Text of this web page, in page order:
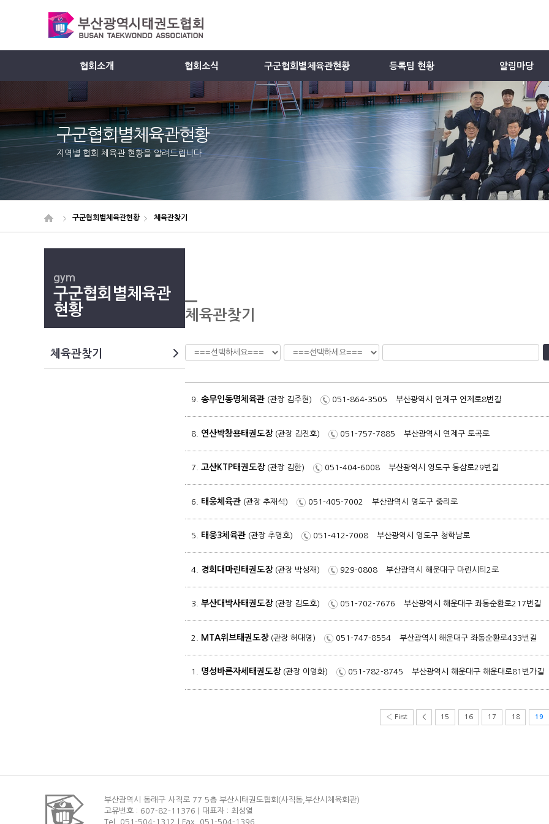
협회소개 협회소식 구군협회별체육관현황 등록팀 현황 알림마당
Member
구군협회별체육관현황
지역별 협회 체육관 현황을 알려드립니다
구군협회별체육관현황 체육관찾기
gym
구군협회별체육관
현황
체육관찾기
체육관찾기
9. 송무인동명체육관 (관장 김주현) 051-864-3505 부산광역시 연제구 연제로8번길
8. 연산박창용태권도장(관장 김진호) 051-757-7885 부산광역시 연제구 토곡로
7. 고산KTP태권도장(관장 김한) 051-404-6008 부산광역시 영도구 동삼로29번길
6. 태웅체육관 (관장 추재석) 051-405-7002 부산광역시 영도구 중리로
5. 태웅3체육관 (관장 추명호) 051-412-7008 부산광역시 영도구 청학남로
4. 경희대마린태권도장(관장 박성재) 929-0808 부산광역시 해운대구 마린시티2로
3. 부산대박사태권도장(관장 김도호) 051-702-7676 부산광역시 해운대구 좌동순환로217번길
2. MTA위브태권도장(관장 허대영) 051-747-8554 부산광역시 해운대구 좌동순환로433번길
1. 명성바른자세태권도장(관장 이영화) 051-782-8745 부산광역시 해운대구 해운대로81번가길
‹ First < 15 16 17 18 19
부산광역시 동래구 사직로 77 5층 부산시태권도협회(사직동,부산시체육회관)
고유번호 : 607-82-11376 | 대표자 : 최성열
Tel. 051-504-1312 | Fax. 051-504-1396